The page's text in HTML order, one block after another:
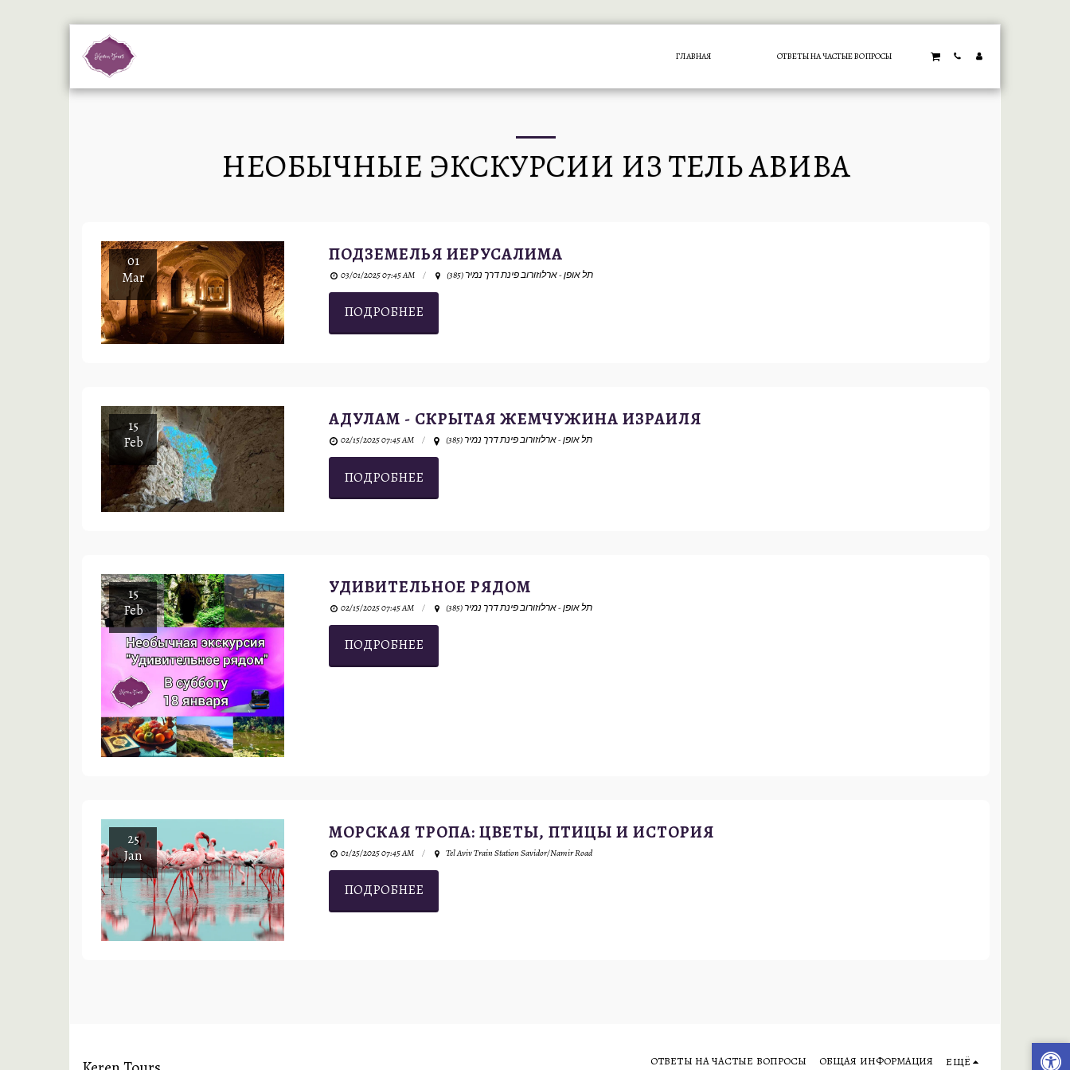
ГЛАВНАЯ ОТВЕТЫ НА ЧАСТЫЕ ВОПРОСЫ
НЕОБЫЧНЫЕ ЭКСКУРСИИ ИЗ ТЕЛЬ АВИВА
01
Mar
ПОДЗЕМЕЛЬЯ ИЕРУСАЛИМА
03/01/2025 07:45 AM תל אופן - ארלוזורוב פינת דרך נמיר (385)
ПОДРОБНЕЕ
15
Feb
АДУЛАМ - СКРЫТАЯ ЖЕМЧУЖИНА ИЗРАИЛЯ
02/15/2025 07:45 AM תל אופן - ארלוזורוב פינת דרך נמיר (385)
ПОДРОБНЕЕ
15
Feb
УДИВИТЕЛЬНОЕ РЯДОМ
02/15/2025 07:45 AM תל אופן - ארלוזורוב פינת דרך נמיר (385)
ПОДРОБНЕЕ
25
Jan
МОРСКАЯ ТРОПА: ЦВЕТЫ, ПТИЦЫ И ИСТОРИЯ
01/25/2025 07:45 AM Tel Aviv Train Station Savidor/Namir Road
ПОДРОБНЕЕ
ОТВЕТЫ НА ЧАСТЫЕ ВОПРОСЫ ОБЩАЯ ИНФОРМАЦИЯ ЕЩЁ